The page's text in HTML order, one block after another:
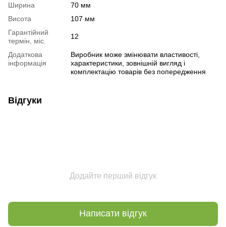
Ширина
70 мм
Висота
107 мм
Гарантійний
термін, міс.
12
Додаткова
інформація
Виробник може змінювати властивості,
характеристики, зовнішній вигляд і
комплектацію товарів без попередження
Відгуки
Додайте перший відгук
Написати відгук